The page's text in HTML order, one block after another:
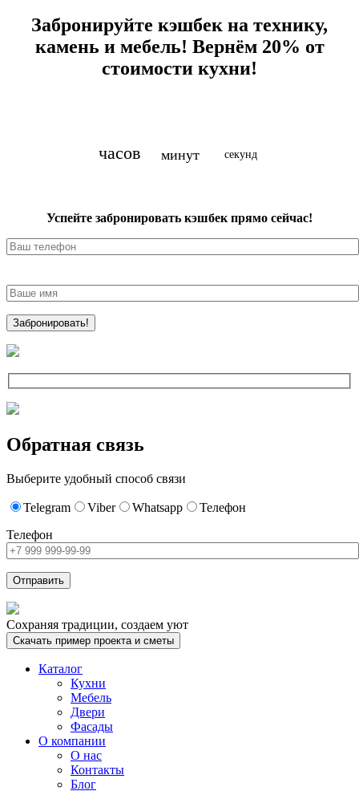
Забронируйте кэшбек на технику,
камень и мебель! Вернём 20% от
стоимости кухни!
часов минут секунд
Успейте забронировать кэшбек прямо сейчас!
Обратная связь
Выберите удобный способ связи
Telegram Viber Whatsapp
Телефон
Телефон
Сохраняя традиции, создаем уют
Скачать пример проекта и сметы
Каталог
Кухни
Мебель
Двери
Фасады
О компании
О нас
Контакты
Блог